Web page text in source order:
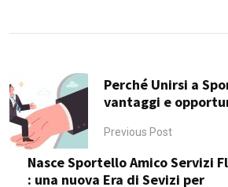
Perché Unirsi a
vantaggi e
Previous Post
Nasce Sportello Amico Servizi
: una nuova Era di Sevizi per